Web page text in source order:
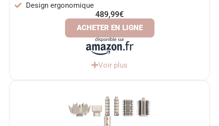
Design ergonomique
489,99€
ACHETER EN LIGNE
Voir plus